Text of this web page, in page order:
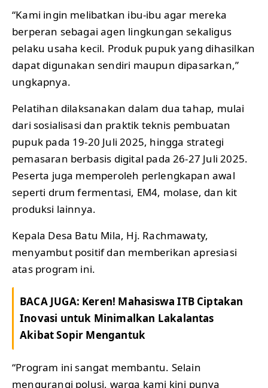
“Kami ingin melibatkan ibu-ibu agar mereka
berperan sebagai agen lingkungan sekaligus
pelaku usaha kecil. Produk pupuk yang dihasilkan
dapat digunakan sendiri maupun dipasarkan,”
ungkapnya.
Pelatihan dilaksanakan dalam dua tahap, mulai
dari sosialisasi dan praktik teknis pembuatan
pupuk pada 19-20 Juli 2025, hingga strategi
pemasaran berbasis digital pada 26-27 Juli 2025.
Peserta juga memperoleh perlengkapan awal
seperti drum fermentasi, EM4, molase, dan kit
produksi lainnya.
Kepala Desa Batu Mila, Hj. Rachmawaty,
menyambut positif dan memberikan apresiasi
atas program ini.
BACA JUGA: Keren! Mahasiswa ITB Ciptakan
Inovasi untuk Minimalkan Lakalantas
Akibat Sopir Mengantuk
“Program ini sangat membantu. Selain
mengurangi polusi, warga kami kini punya